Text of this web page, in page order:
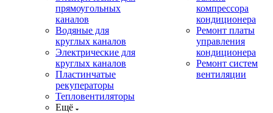
прямоугольных
каналов
Водяные для
круглых каналов
Электрические для
круглых каналов
Пластинчатые
рекуператоры
Тепловентиляторы
Ещё
компрессора
кондиционера
Ремонт платы
управления
кондиционера
Ремонт систем
вентиляции